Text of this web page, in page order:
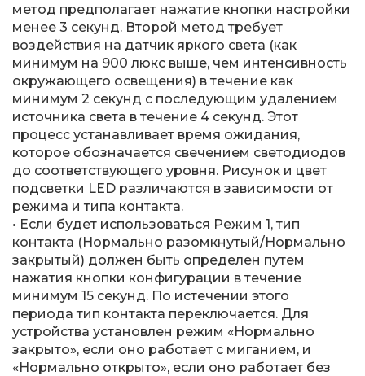
метод предполагает нажатие кнопки настройки
менее 3 секунд. Второй метод требует
воздействия на датчик яркого света (как
минимум на 900 люкс выше, чем интенсивность
окружающего освещения) в течение как
минимум 2 секунд с последующим удалением
источника света в течение 4 секунд. Этот
процесс устанавливает время ожидания,
которое обозначается свечением светодиодов
до соответствующего уровня. Рисунок и цвет
подсветки LED различаются в зависимости от
режима и типа контакта.
• Если будет использоваться Режим 1, тип
контакта (Нормально разомкнутый/Нормально
закрытый) должен быть определен путем
нажатия кнопки конфигурации в течение
минимум 15 секунд. По истечении этого
периода тип контакта переключается. Для
устройства установлен режим «Нормально
закрыто», если оно работает с миганием, и
«Нормально открыто», если оно работает без